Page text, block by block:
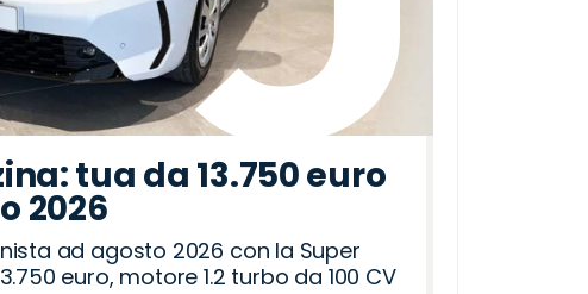
tua da 13.750 euro
2026
ad agosto 2026 con la Super
euro, motore 1.2 turbo da 100 CV